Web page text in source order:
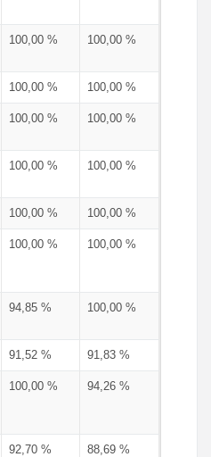
100,00 % 100,00 %
100,00 % 100,00 %
100,00 % 100,00 %
100,00 % 100,00 %
100,00 % 100,00 %
100,00 % 100,00 %
94,85 % 100,00 %
91,52 % 91,83 %
100,00 % 94,26 %
92,70 % 88,69 %